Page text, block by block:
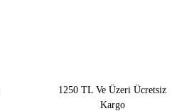
1250 TL Ve Üzeri Ücretsiz
Kargo